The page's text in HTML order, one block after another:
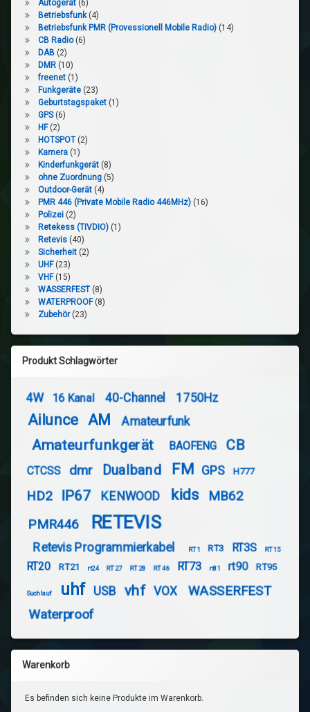
Autogerät (6)
Betriebsfunk (4)
Betriebsfunk PMR (Provessionell Mobile Radio) (14)
CB Radio (6)
DAB (2)
DMR (10)
freenet (1)
Funkgeräte (23)
Geburtstagspaket (1)
GPS (6)
HF (2)
HOTSPOT (2)
Kamera (1)
Kinderfunkgerät (8)
ohne Zuordnung (5)
Outdoor-Gerät (4)
PMR 446 (Private Mobile Radio 446MHz) (16)
Polizei (2)
Retekess (TIVDIO) (1)
Retevis (40)
Sicherheit (2)
UHF (23)
VHF (15)
WASSERFEST (8)
WATERPROOF (8)
Zubehör (23)
Produkt Schlagwörter
4W 16 Kanal 40-Channel 1750Hz
Ailunce AM Amateurfunk
Amateurfunkgerät BAOFENG CB
CTCSS dmr Dualband FM GPS H777
HD2 IP67 KENWOOD kids
MB62
PMR446
RETEVIS
Retevis Programmierkabel RT1 RT3 RT3S RT15
RT20 RT21 rt24 RT27 RT28 RT46 RT73 rt81 rt90 RT95
Suchlauf uhf USB vhf VOX
WASSERFEST
Waterproof
Warenkorb
Es befinden sich keine Produkte im Warenkorb.